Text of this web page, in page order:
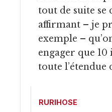
tout de suite se
affirmant – je
exemple –
engager que
toute
RURIHOSE